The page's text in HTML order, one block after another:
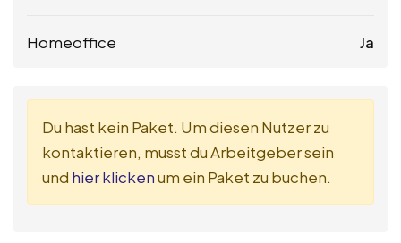
Homeoffice Ja
Du hast kein Paket. Um diesen Nutzer zu
kontaktieren, musst du Arbeitgeber sein
und hier klickenum ein Paket zu buchen.